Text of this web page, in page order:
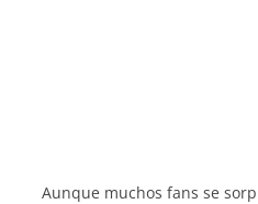
Aunque muchos fans se